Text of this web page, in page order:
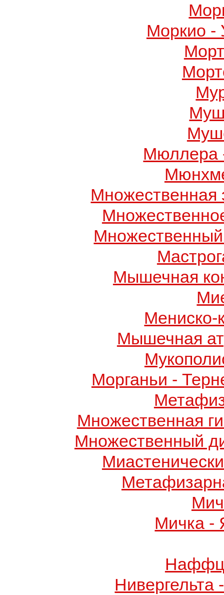
Моркио -
Мюллера
Множественная
Мышечная
Мениско-
Мышечная
Морганьи -
Множественная
Множественный
Мичка -